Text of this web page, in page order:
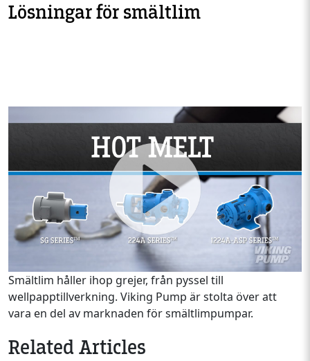
Lösningar för smältlim
Smältlim håller ihop grejer, från pyssel till
wellpapptillverkning. Viking Pump är stolta över att
vara en del av marknaden för smältlimpumpar.
Related Articles